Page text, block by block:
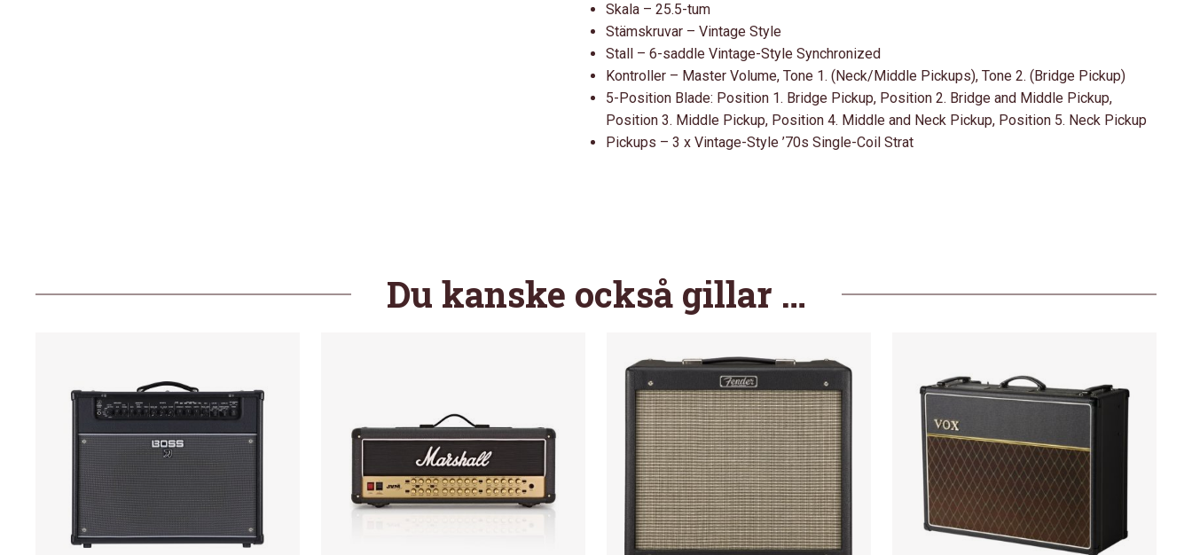
Skala – 25.5-tum
Stämskruvar – Vintage Style
Stall – 6-saddle Vintage-Style Synchronized
Kontroller – Master Volume, Tone 1. (Neck/Middle Pickups), Tone 2. (Bridge Pickup)
5-Position Blade: Position 1. Bridge Pickup, Position 2. Bridge and Middle Pickup,
Position 3. Middle Pickup, Position 4. Middle and Neck Pickup, Position 5. Neck Pickup
Pickups – 3 x Vintage-Style ’70s Single-Coil Strat
Du kanske också gillar …